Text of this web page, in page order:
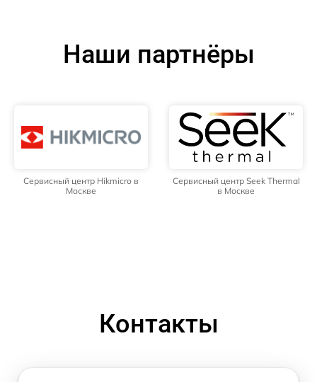
Наши партнёры
Сервисный центр Hikmicro в
Москве
Сервисный центр Seek Thermal
в Москве
Контакты